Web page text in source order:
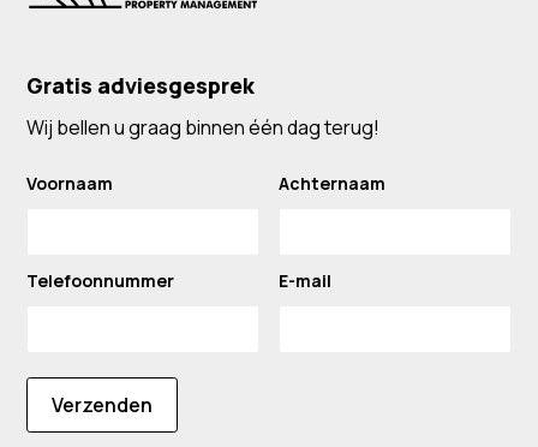
Gratis adviesgesprek
Wij bellen u graag binnen één dag terug!
Voornaam Achternaam
Telefoonnummer E-mail
Verzenden